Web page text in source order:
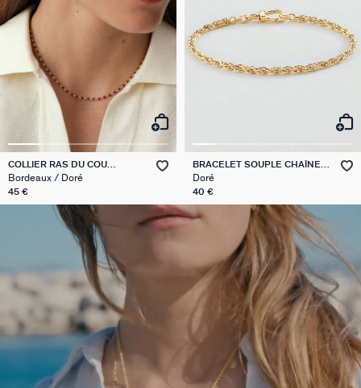
COLLIER RAS DU COU
SMARTY
Bordeaux / Doré
45 €
BRACELET SOUPLE CHAÎNE
CORDE
Doré
40 €